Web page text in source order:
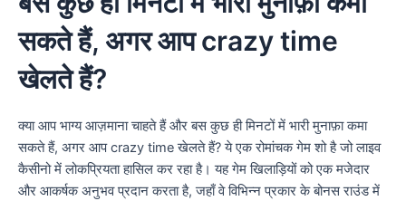
सकते हैं, अगर आप crazy time
खेलते हैं?
क्या आप भाग्य आज़माना चाहते हैं और बस कुछ ही मिनटों में भारी मुनाफ़ा कमा
सकते हैं, अगर आप crazy time खेलते हैं? ये एक रोमांचक गेम शो है जो लाइव
कैसीनो में लोकप्रियता हासिल कर रहा है। यह गेम खिलाड़ियों को एक मजेदार
और आकर्षक अनुभव प्रदान करता है, जहाँ वे विभिन्न प्रकार के बोनस राउंड में